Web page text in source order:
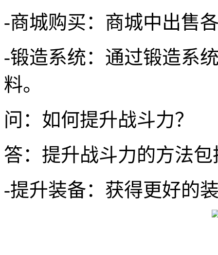
-商城购买：商城中出售
-锻造系统：通过锻造系
料。
问：如何提升战斗力？
答：提升战斗力的方法包
-提升装备：获得更好的